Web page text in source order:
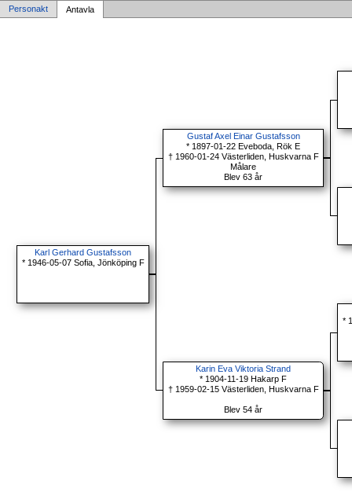
Personakt Antavla
Karl Gerhard Gustafsson
* 1946-05-07 Sofia, Jönköping F
Gustaf Axel Einar Gustafsson
* 1897-01-22 Eveboda, Rök E
† 1960-01-24 Västerliden, Huskvarna F
Målare
Blev 63 år
Karin Eva Viktoria Strand
* 1904-11-19 Hakarp F
† 1959-02-15 Västerliden, Huskvarna F
Blev 54 år
*